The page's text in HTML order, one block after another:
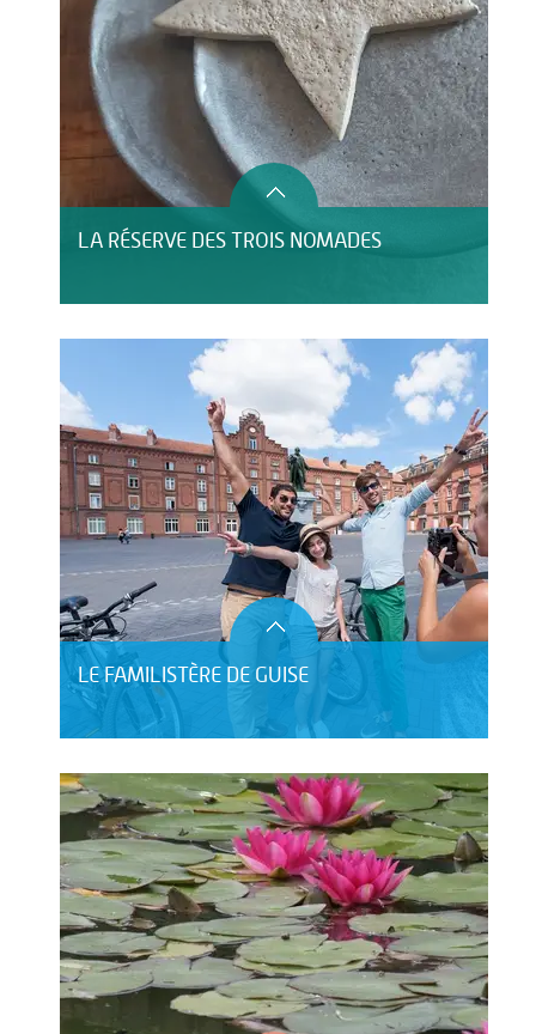
LA RÉSERVE DES TROIS NOMADES
LE FAMILISTÈRE DE GUISE